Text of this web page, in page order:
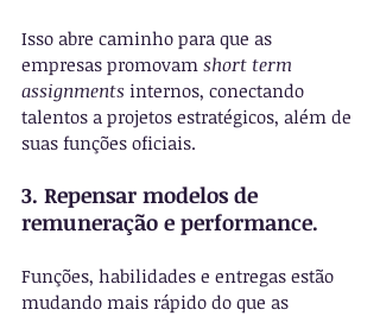
Isso abre caminho para que as
empresas promovam short term
assignments internos, conectando
talentos a projetos estratégicos, além de
suas funções oficiais.
3. Repensar modelos de
remuneração e performance.
Funções, habilidades e entregas estão
mudando mais rápido do que as